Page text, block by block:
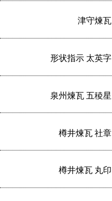
津守煉瓦
形状指示 太英字
泉州煉瓦 五稜星
樽井煉瓦 社章
樽井煉瓦 丸印